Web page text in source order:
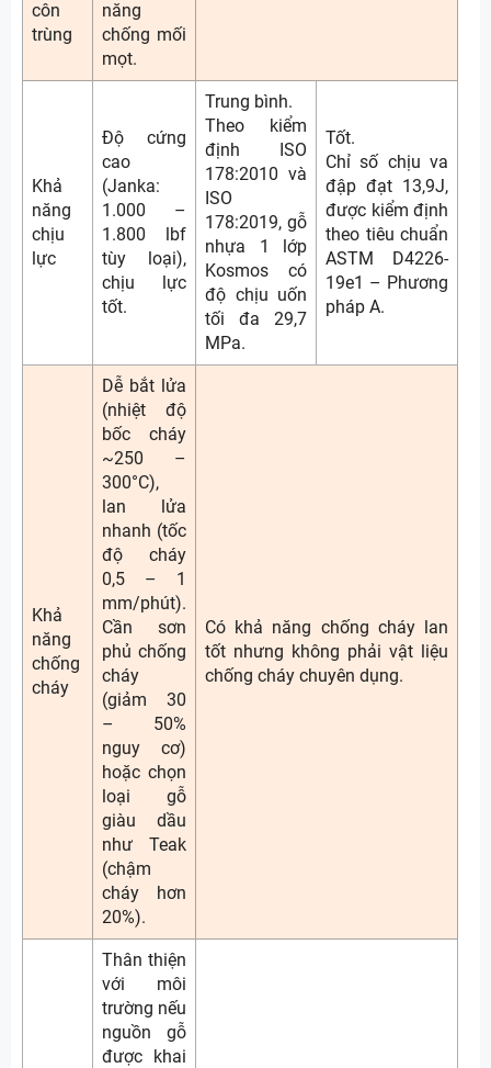
côn
trùng
năng
chống mối
mọt.
Khả
năng
chịu
lực
Độ cứng
cao
(Janka:
1.000 –
1.800 lbf
tùy loại),
chịu lực
tốt.
Trung bình.
Theo kiểm
định ISO
178:2010 và
ISO
178:2019, gỗ
nhựa 1 lớp
Kosmos có
độ chịu uốn
tối đa 29,7
MPa.
Tốt.
Chỉ số chịu va
đập đạt 13,9J,
được kiểm định
theo tiêu chuẩn
ASTM D4226-
19e1 – Phương
pháp A.
Khả
năng
chống
cháy
Dễ bắt lửa
(nhiệt độ
bốc cháy
~250 –
300°C),
lan lửa
nhanh (tốc
độ cháy
0,5 – 1
mm/phút).
Cần sơn
phủ chống
cháy
(giảm 30
– 50%
nguy cơ)
hoặc chọn
loại gỗ
giàu dầu
như Teak
(chậm
cháy hơn
20%).
Có khả năng chống cháy lan
tốt nhưng không phải vật liệu
chống cháy chuyên dụng.
Thân thiện
với môi
trường nếu
nguồn gỗ
được khai